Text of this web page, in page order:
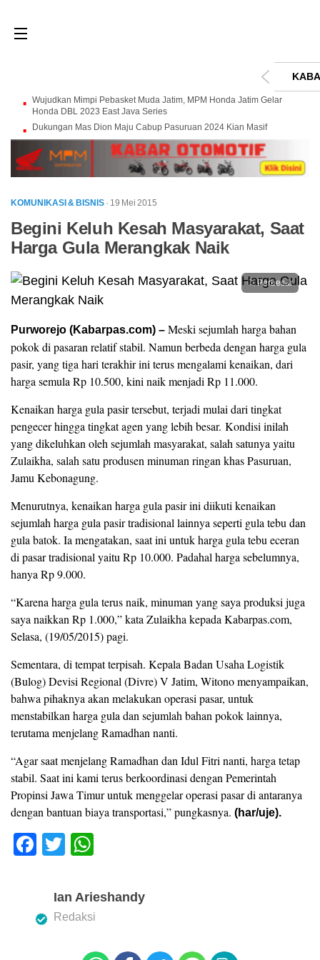
Wujudkan Mimpi Pebasket Muda Jatim, MPM Honda Jatim Gelar
Honda DBL 2023 East Java Series
Dukungan Mas Dion Maju Cabup Pasuruan 2024 Kian Masif
KOMUNIKASI & BISNIS · 19 Mei 2015
Begini Keluh Kesah Masyarakat, Saat
Harga Gula Merangkak Naik
Perbesar
Purworejo (Kabarpas.com) – Meski sejumlah harga bahan
pokok di pasaran relatif stabil. Namun berbeda dengan harga gula
pasir, yang tiga hari terakhir ini terus mengalami kenaikan, dari
harga semula Rp 10.500, kini naik menjadi Rp 11.000.
Kenaikan harga gula pasir tersebut, terjadi mulai dari tingkat
pengecer hingga tingkat agen yang lebih besar. Kondisi inilah
yang dikeluhkan oleh sejumlah masyarakat, salah satunya yaitu
Zulaikha, salah satu produsen minuman ringan khas Pasuruan,
Jamu Kebonagung.
Menurutnya, kenaikan harga gula pasir ini diikuti kenaikan
sejumlah harga gula pasir tradisional lainnya seperti gula tebu dan
gula batok. Ia mengatakan, saat ini untuk harga gula tebu eceran
di pasar tradisional yaitu Rp 10.000. Padahal harga sebelumnya,
hanya Rp 9.000.
“Karena harga gula terus naik, minuman yang saya produksi juga
saya naikkan Rp 1.000,” kata Zulaikha kepada Kabarpas.com,
Selasa, (19/05/2015) pagi.
Sementara, di tempat terpisah. Kepala Badan Usaha Logistik
(Bulog) Devisi Regional (Divre) V Jatim, Witono menyampaikan,
bahwa pihaknya akan melakukan operasi pasar, untuk
menstabilkan harga gula dan sejumlah bahan pokok lainnya,
terutama menjelang Ramadhan nanti.
“Agar saat menjelang Ramadhan dan Idul Fitri nanti, harga tetap
stabil. Saat ini kami terus berkoordinasi dengan Pemerintah
Propinsi Jawa Timur untuk menggelar operasi pasar di antaranya
dengan bantuan biaya transportasi,” pungkasnya. (har/uje).
F
e
T
tt
er
at
s
Ian Arieshandy
Redaksi